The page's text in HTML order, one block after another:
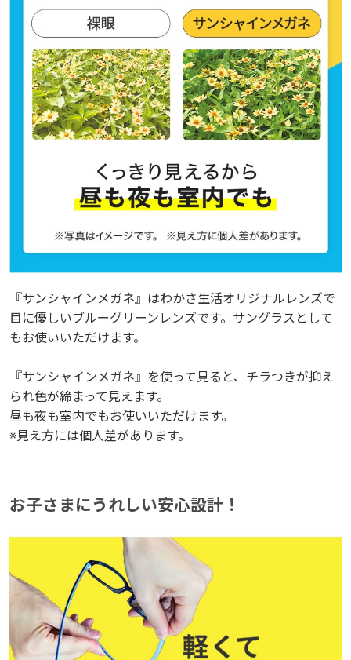
『サンシャインメガネ』はわかさ生活オリジナルレンズで
目に優しいブルーグリーンレンズです。サングラスとして
もお使いいただけます。
『サンシャインメガネ』を使って見ると、チラつきが抑え
られ色が締まって見えます。
昼も夜も室内でもお使いいただけます。
※見え方には個人差があります。
お子さまにうれしい安心設計！
『サンシャインメガネ』はわかさ生活オリジナルレンズで
目に優しいブルーグリーンレンズです。サングラスとして
もお使いいただけます。
『サンシャインメガネ』を使って見ると、チラつきが抑え
られ色が締まって見えます。
昼も夜も室内でもお使いいただけます。
※見え方には個人差があります。
お子さまにうれしい安心設計！